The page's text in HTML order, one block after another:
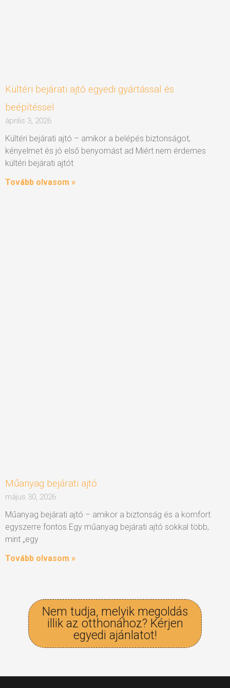
Kültéri bejárati ajtó egyedi gyártással és
beépítéssel
április 3, 2026
Kültéri bejárati ajtó – amikor a belépés biztonságot,
kényelmet és jó első benyomást ad Miért nem érdemes
kültéri bejárati ajtót
Tovább olvasom »
Műanyag bejárati ajtó
május 30, 2026
Műanyag bejárati ajtó – amikor a biztonság és a komfort
egyszerre fontos Egy műanyag bejárati ajtó sokkal több,
mint „egy
Tovább olvasom »
Nem tudja, melyik megoldás
illik az otthonához? Kérjen
egyedi ajánlatot!